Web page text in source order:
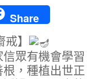
Share
】
眾有機會學習
，種植出世正